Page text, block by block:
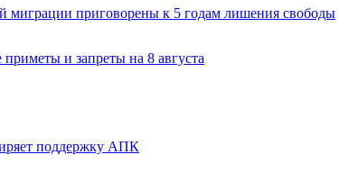
миграции приговорены к 5 годам лишения свободы
и запреты на 8 августа
поддержку АПК